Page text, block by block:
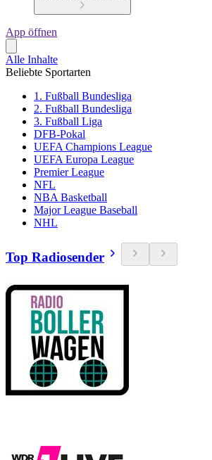
App öffnen
Alle Inhalte
Beliebte Sportarten
1. Fußball Bundesliga
2. Fußball Bundesliga
3. Fußball Liga
DFB-Pokal
UEFA Champions League
UEFA Europa League
Premier League
NFL
NBA Basketball
Major League Baseball
NHL
Top Radiosender